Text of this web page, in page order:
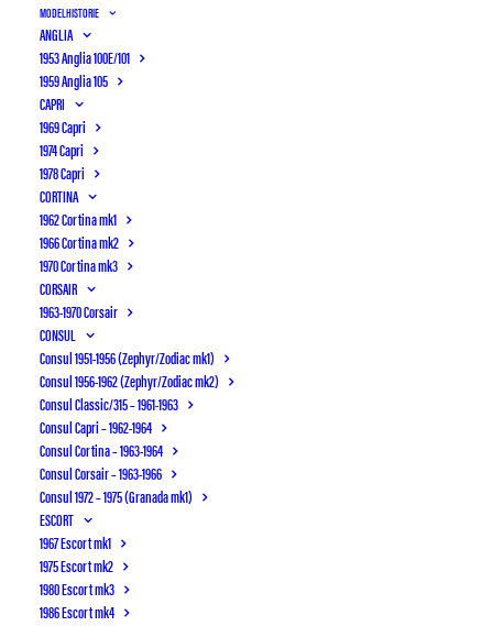
MODELHISTORIE
ANGLIA
1953 Anglia 100E/101
1959 Anglia 105
CAPRI
1969 Capri
1974 Capri
1978 Capri
CORTINA
1962 Cortina mk1
1966 Cortina mk2
1970 Cortina mk3
CORSAIR
1963-1970 Corsair
CONSUL
Consul 1951-1956 (Zephyr/Zodiac mk1)
Consul 1956-1962 (Zephyr/Zodiac mk2)
Consul Classic/315 – 1961-1963
Consul Capri – 1962-1964
Consul Cortina – 1963-1964
Consul Corsair – 1963-1966
Consul 1972 – 1975 (Granada mk1)
ESCORT
1967 Escort mk1
1975 Escort mk2
1980 Escort mk3
1986 Escort mk4
OTTERUP BILSYN
Galleri 2016
Billeder fra træf m.m.
Fælles morgenmad og udstilling til Classic Car Festival i
Sorgenfri den 11. august 2024